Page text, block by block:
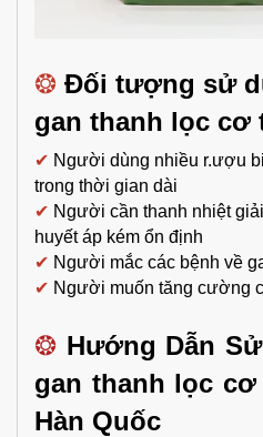
❂ Đối tượng sử
gan thanh lọc cơ
✔ Người dùng nhiều r.ượu
trong thời gian dài
✔ Người cần thanh nhiệt
huyết áp kém ổn định
✔ Người mắc các bệnh về
✔ Người muốn tăng cường
❂ Hướng Dẫn
gan thanh lọc
Hàn Quốc